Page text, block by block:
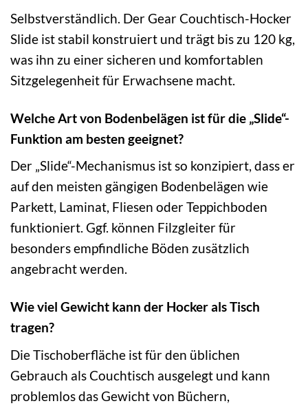
Selbstverständlich. Der Gear Couchtisch-Hocker
Slide ist stabil konstruiert und trägt bis zu 120 kg,
was ihn zu einer sicheren und komfortablen
Sitzgelegenheit für Erwachsene macht.
Welche Art von Bodenbelägen ist für die „Slide“-
Funktion am besten geeignet?
Der „Slide“-Mechanismus ist so konzipiert, dass er
auf den meisten gängigen Bodenbelägen wie
Parkett, Laminat, Fliesen oder Teppichboden
funktioniert. Ggf. können Filzgleiter für
besonders empfindliche Böden zusätzlich
angebracht werden.
Wie viel Gewicht kann der Hocker als Tisch
tragen?
Die Tischoberfläche ist für den üblichen
Gebrauch als Couchtisch ausgelegt und kann
problemlos das Gewicht von Büchern,